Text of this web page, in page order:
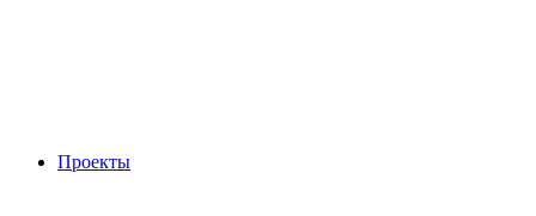
Проекты